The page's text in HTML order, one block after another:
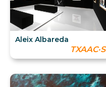
Aleix Albareda
TXAAC·S